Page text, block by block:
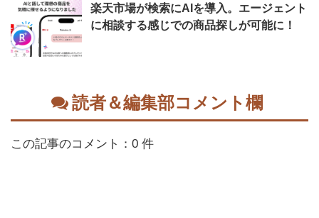
楽天市場が検索にAIを導入。エージェント
に相談する感じでの商品探しが可能に！
読者＆編集部コメント欄
この記事のコメント：0 件